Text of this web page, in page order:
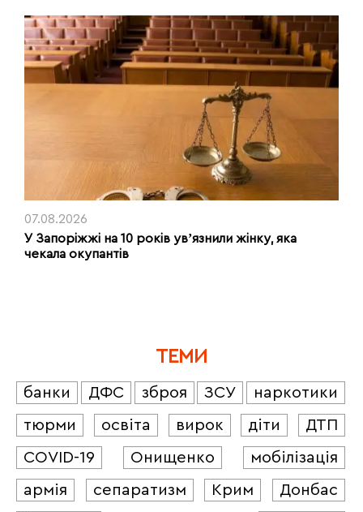
07.08.2026
У Запоріжжі на 10 років увʼязнили жінку, яка
чекала окупантів
ТЕМИ
банки ДФС зброя ЗСУ
наркотики
тюрми
освіта вирок діти
ДТП
COVID-19
Онищенко
мобілізація
армія
сепаратизм Крим
Донбас